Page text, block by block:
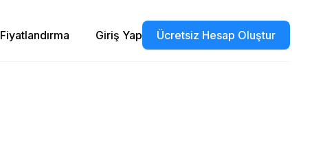
Fiyatlandırma Giriş Yap Ücretsiz Hesap Oluştur